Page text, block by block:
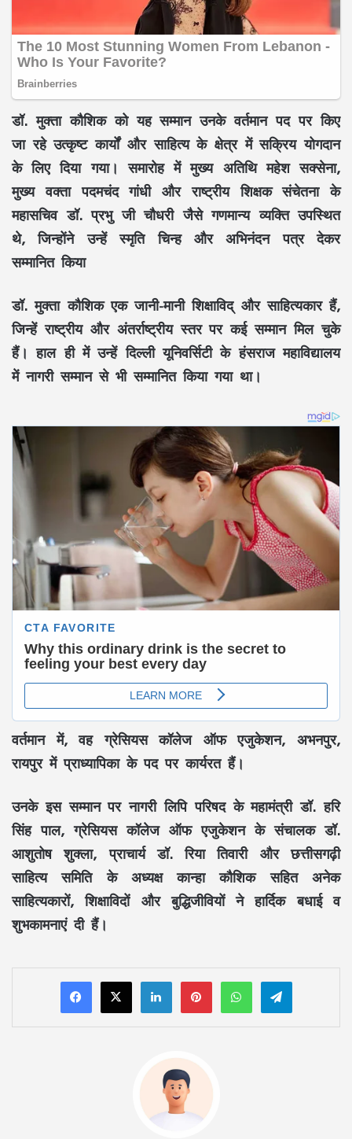
डॉ. मुक्ता कौशिक को यह सम्मान उनके वर्तमान पद पर किए
जा रहे उत्कृष्ट कार्यों और साहित्य के क्षेत्र में सक्रिय योगदान
के लिए दिया गया। समारोह में मुख्य अतिथि महेश सक्सेना,
मुख्य वक्ता पदमचंद गांधी और राष्ट्रीय शिक्षक संचेतना के
महासचिव डॉ. प्रभु जी चौधरी जैसे गणमान्य व्यक्ति उपस्थित
थे, जिन्होंने उन्हें स्मृति चिन्ह और अभिनंदन पत्र देकर
सम्मानित किया
डॉ. मुक्ता कौशिक एक जानी-मानी शिक्षाविद् और साहित्यकार हैं,
जिन्हें राष्ट्रीय और अंतर्राष्ट्रीय स्तर पर कई सम्मान मिल चुके
हैं। हाल ही में उन्हें दिल्ली यूनिवर्सिटी के हंसराज महाविद्यालय
में नागरी सम्मान से भी सम्मानित किया गया था।
वर्तमान में, वह ग्रेसियस कॉलेज ऑफ एजुकेशन, अभनपुर,
रायपुर में प्राध्यापिका के पद पर कार्यरत हैं।
उनके इस सम्मान पर नागरी लिपि परिषद के महामंत्री डॉ. हरि
सिंह पाल, ग्रेसियस कॉलेज ऑफ एजुकेशन के संचालक डॉ.
आशुतोष शुक्ला, प्राचार्य डॉ. रिया तिवारी और छत्तीसगढ़ी
साहित्य समिति के अध्यक्ष कान्हा कौशिक सहित अनेक
साहित्यकारों, शिक्षाविदों और बुद्धिजीवियों ने हार्दिक बधाई व
शुभकामनाएं दी हैं।
LinkedInPinterestWhatsAppTelegram